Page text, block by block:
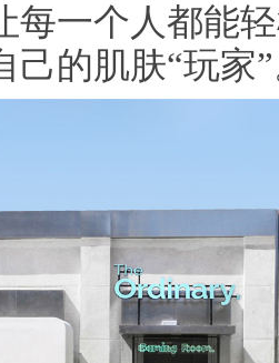
每一个人都能
己的肌肤“玩家